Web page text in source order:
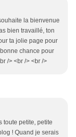
la bienvenue
bien travaillé, ton
ta jolie page pour
chance pour
/> <br /> <br />
toute petite, petite
! Quand je serais